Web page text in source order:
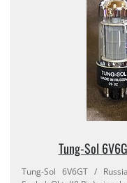
Tung-​Sol
Tung-​Sol 6V6GT /